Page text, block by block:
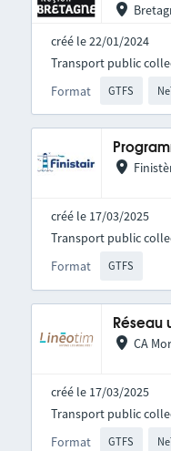
créé le 22/01/2024
Format GTFS
Transport public
créé le 17/03/2025
Format GTFS
Transport public
Réseau
CA
créé le 17/03/2025
Format GTFS
Transport public